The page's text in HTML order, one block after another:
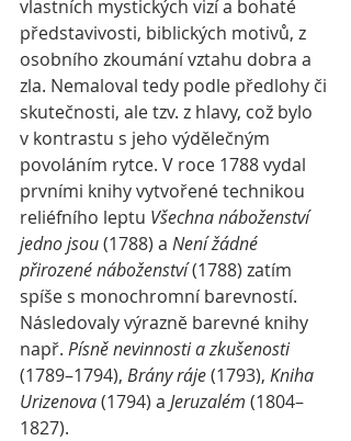
vlastních mystických vizí a bohaté
představivosti, biblických motivů, z
osobního zkoumání vztahu dobra a
zla. Nemaloval tedy podle předlohy či
skutečnosti, ale tzv. z hlavy, což bylo
v kontrastu s jeho výdělečným
povoláním rytce. V roce 1788 vydal
prvními knihy vytvořené technikou
reliéfního leptu Všechna náboženství
jedno jsou (1788) a Není žádné
přirozené náboženství (1788) zatím
spíše s monochromní barevností.
Následovaly výrazně barevné knihy
např. Písně nevinnosti a zkušenosti
(1789–1794), Brány ráje (1793), Kniha
Urizenova (1794) a Jeruzalém (1804–
1827).